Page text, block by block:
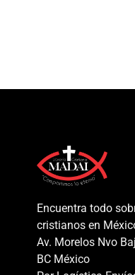
Encuentra todo
cristianos en
Av. Morelos Nvo
BC México